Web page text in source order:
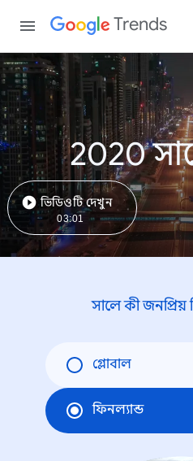
Trends
2020
ভিডিওটি দেখুন
03:01
সালে কী
গ্লোবাল
ফিনল্যান্ড